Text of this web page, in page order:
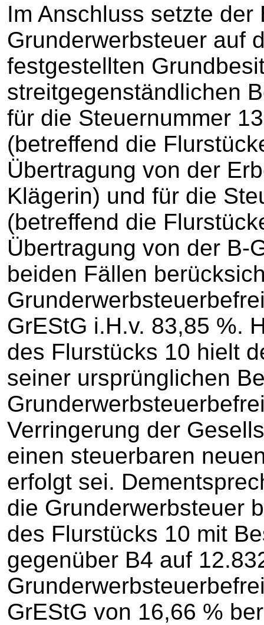
Im Anschluss setzte der
Grunderwerbsteuer auf
festgestellten
streitgegenständlichen
für die Steuernummer
(betreffend die
Übertragung von der
Klägerin) und für die
(betreffend die
Übertragung von der B-
beiden Fällen
GrEStG i.H.v. 83,85 %.
des Flurstücks 10 hielt
seiner ursprünglichen
Verringerung der
einen steuerbaren
erfolgt sei.
die Grunderwerbsteuer
des Flurstücks 10 mit
gegenüber B4 auf
GrEStG von 16,66 %